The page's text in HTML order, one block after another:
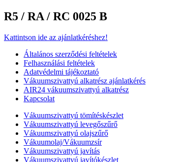
R5 / RA / RC 0025 B
Kattintson ide az ajánlatkéréshez!
Általános szerződési feltételek
Felhasználási feltételek
Adatvédelmi tájékoztató
Vákuumszivattyú alkatrész ajánlatkérés
AIR24 vákuumszivattyú alkatrész
Kapcsolat
Vákuumszivattyú tömítéskészlet
Vákuumszivattyú levegőszűrő
Vákuumszivattyú olajszűrő
Vákuumolaj/Vákuumzsír
Vákuumszivattyú javítás
Vákuumszivattyú javítókészlet